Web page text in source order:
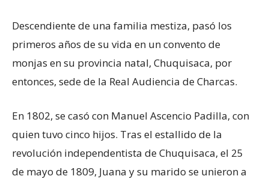
Descendiente de una familia mestiza, pasó los
primeros años de su vida en un convento de
monjas en su provincia natal, Chuquisaca, por
entonces, sede de la Real Audiencia de Charcas.
En 1802, se casó con Manuel Ascencio Padilla, con
quien tuvo cinco hijos. Tras el estallido de la
revolución independentista de Chuquisaca, el 25
de mayo de 1809, Juana y su marido se unieron a